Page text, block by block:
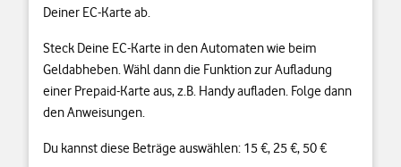
Deiner EC-Karte ab.
Steck Deine EC-Karte in den Automaten wie beim
Geldabheben. Wähl dann die Funktion zur Aufladung
einer Prepaid-Karte aus, z.B. Handy aufladen. Folge dann
den Anweisungen.
Du kannst diese Beträge auswählen: 15 €, 25 €, 50 €